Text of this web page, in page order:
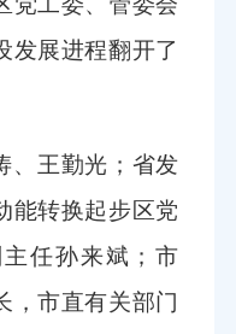
发展进程翻开了
、王勤光；省发
能转换起步区党
任孙来斌；市
，市直有关部门